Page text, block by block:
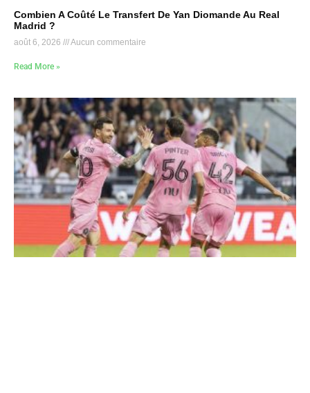
Combien A Coûté Le Transfert De Yan Diomande Au Real
Madrid ?
août 6, 2026 Aucun commentaire
Read More »